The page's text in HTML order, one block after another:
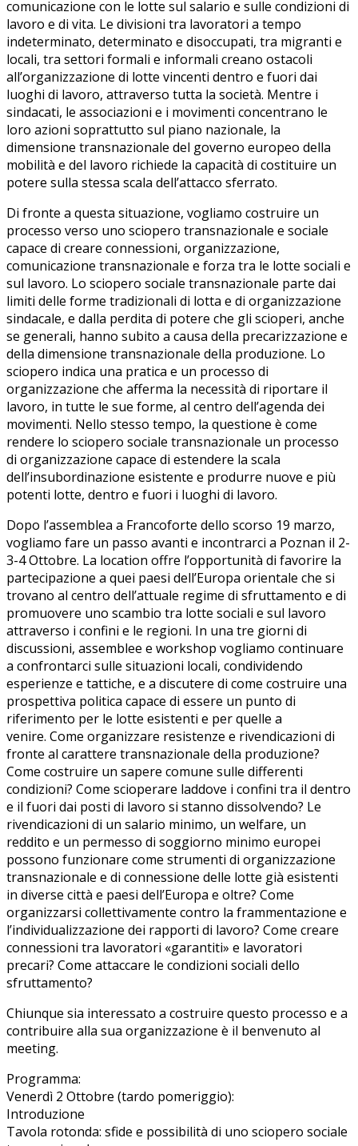
comunicazione con le lotte sul salario e sulle condizioni di
lavoro e di vita. Le divisioni tra lavoratori a tempo
indeterminato, determinato e disoccupati, tra migranti e
locali, tra settori formali e informali creano ostacoli
all’organizzazione di lotte vincenti dentro e fuori dai
luoghi di lavoro, attraverso tutta la società. Mentre i
sindacati, le associazioni e i movimenti concentrano le
loro azioni soprattutto sul piano nazionale, la
dimensione transnazionale del governo europeo della
mobilità e del lavoro richiede la capacità di costituire un
potere sulla stessa scala dell’attacco sferrato.
Di fronte a questa situazione, vogliamo costruire un
processo verso uno sciopero transnazionale e sociale
capace di creare connessioni, organizzazione,
comunicazione transnazionale e forza tra le lotte sociali e
sul lavoro. Lo sciopero sociale transnazionale parte dai
limiti delle forme tradizionali di lotta e di organizzazione
sindacale, e dalla perdita di potere che gli scioperi, anche
se generali, hanno subito a causa della precarizzazione e
della dimensione transnazionale della produzione. Lo
sciopero indica una pratica e un processo di
organizzazione che afferma la necessità di riportare il
lavoro, in tutte le sue forme, al centro dell’agenda dei
movimenti. Nello stesso tempo, la questione è come
rendere lo sciopero sociale transnazionale un processo
di organizzazione capace di estendere la scala
dell’insubordinazione esistente e produrre nuove e più
potenti lotte, dentro e fuori i luoghi di lavoro.
Dopo l’assemblea a Francoforte dello scorso 19 marzo,
vogliamo fare un passo avanti e incontrarci a Poznan il 2-
3-4 Ottobre. La location offre l’opportunità di favorire la
partecipazione a quei paesi dell’Europa orientale che si
trovano al centro dell’attuale regime di sfruttamento e di
promuovere uno scambio tra lotte sociali e sul lavoro
attraverso i confini e le regioni. In una tre giorni di
discussioni, assemblee e workshop vogliamo continuare
a confrontarci sulle situazioni locali, condividendo
esperienze e tattiche, e a discutere di come costruire una
prospettiva politica capace di essere un punto di
riferimento per le lotte esistenti e per quelle a
venire. Come organizzare resistenze e rivendicazioni di
fronte al carattere transnazionale della produzione?
Come costruire un sapere comune sulle differenti
condizioni? Come scioperare laddove i confini tra il dentro
e il fuori dai posti di lavoro si stanno dissolvendo? Le
rivendicazioni di un salario minimo, un welfare, un
reddito e un permesso di soggiorno minimo europei
possono funzionare come strumenti di organizzazione
transnazionale e di connessione delle lotte già esistenti
in diverse città e paesi dell’Europa e oltre? Come
organizzarsi collettivamente contro la frammentazione e
l’individualizzazione dei rapporti di lavoro? Come creare
connessioni tra lavoratori «garantiti» e lavoratori
precari? Come attaccare le condizioni sociali dello
sfruttamento?
Chiunque sia interessato a costruire questo processo e a
contribuire alla sua organizzazione è il benvenuto al
meeting.
Programma:
Venerdì 2 Ottobre (tardo pomeriggio):
Introduzione
Tavola rotonda: sfide e possibilità di uno sciopero sociale